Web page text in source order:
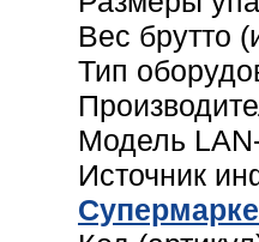
Вес брутто
Тип
Модель
Источник